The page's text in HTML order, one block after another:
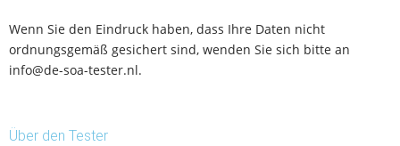
Wenn Sie den Eindruck haben, dass Ihre Daten nicht
ordnungsgemäß gesichert sind, wenden Sie sich bitte an
info@de-soa-tester.nl.
Über den Tester